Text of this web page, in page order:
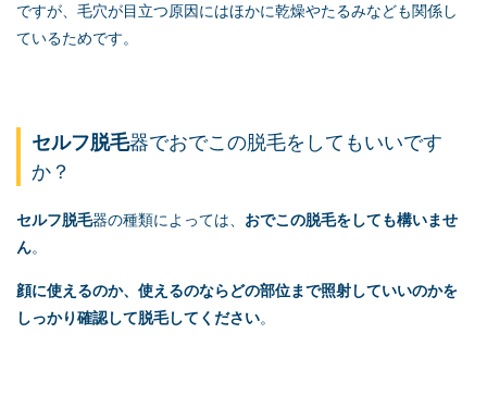
ですが、毛穴が目立つ原因にはほかに乾燥やたるみなども関係し
ているためです。
セルフ脱毛器でおでこの脱毛をしてもいいです
か？
セルフ脱毛器の種類によっては、 おでこの脱毛をしても構いませ
ん。
顔に使えるのか、使えるのならどの部位まで照射していいのかを
しっかり確認して脱毛してください。